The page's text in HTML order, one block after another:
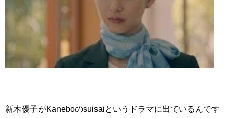
新木優子がKaneboのsuisaiというドラマに出ているんです